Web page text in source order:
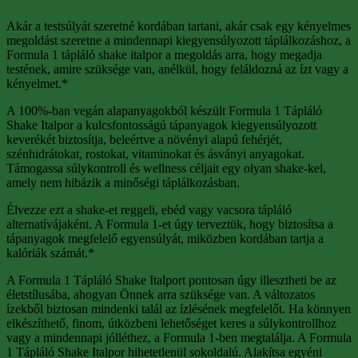
Akár a testsúlyát szeretné kordában tartani, akár csak egy kényelmes
megoldást szeretne a mindennapi kiegyensúlyozott táplálkozáshoz, a
Formula 1 tápláló shake italpor a megoldás arra, hogy megadja
testének, amire szüksége van, anélkül, hogy feláldozná az ízt vagy a
kényelmet.*
A 100%-ban vegán alapanyagokból készült Formula 1 Tápláló
Shake Italpor a kulcsfontosságú tápanyagok kiegyensúlyozott
keverékét biztosítja, beleértve a növényi alapú fehérjét,
szénhidrátokat, rostokat, vitaminokat és ásványi anyagokat.
Támogassa súlykontroll és wellness céljait egy olyan shake-kel,
amely nem hibázik a minőségi táplálkozásban.
Élvezze ezt a shake-et reggeli, ebéd vagy vacsora tápláló
alternatívájaként. A Formula 1-et úgy terveztük, hogy biztosítsa a
tápanyagok megfelelő egyensúlyát, miközben kordában tartja a
kalóriák számát.*
A Formula 1 Tápláló Shake Italport pontosan úgy illesztheti be az
életstílusába, ahogyan Önnek arra szüksége van. A változatos
ízekből biztosan mindenki talál az ízlésének megfelelőt. Ha könnyen
elkészíthető, finom, útközbeni lehetőséget keres a súlykontrollhoz
vagy a mindennapi jólléthez, a Formula 1-ben megtalálja. A Formula
1 Tápláló Shake Italpor hihetetlenül sokoldalú. Alakítsa egyéni